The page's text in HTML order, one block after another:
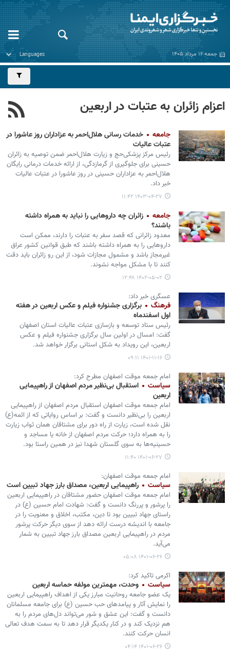
جمعه ۱۶ مرداد ۱۴۰۵
اعزام زائران به عتبات در اربعین
جامعه
خدمات رسانی هلال‌احمر به عزاداران روز عاشورا در
عتبات عالیات
رئیس مرکز پزشکی‌حج و زیارت هلال‌احمر ضمن توصیه به زائران
حسینی برای جلوگیری از گرمازدگی، از ارائه خدمات درمانی رایگان
هلال‌احمر به عزاداران حسینی در روز عاشورا در عتبات عالیات
خبر داد.
۱۴۰۳-۰۴-۲۷ ۱۱:۴۲
جامعه
زائران چه داروهایی را نباید به همراه داشته
باشند؟
معدود زائرانی که قصد سفر به عتبات را دارند، ممکن است
داروهایی را به همراه داشته باشند که طبق قوانین کشور عراق
غیرمجاز باشد و مشمول مجازات شود، از این رو زائران باید دقت
کنند تا با مشکل مواجه نشوند.
۱۴۰۲-۰۵-۰۲ ۱۲:۴۸
عسگری خبر داد:
فرهنگ
برگزاری جشنواره فیلم و عکس اربعین در هفته
اول اسفندماه
رئیس ستاد توسعه و بازسازی عتبات عالیات استان اصفهان
گفت: امسال در اولین سال برگزاری جشنواره فیلم و عکس
اربعین، این رویداد به شکل استانی برگزار خواهد شد.
۱۴۰۱-۱۱-۱۶ ۰۹:۱۱
امام جمعه موقت اصفهان مطرح کرد:
سیاست
استقبال بی‌نظیر مردم اصفهان از راهپیمایی
اربعین
امام جمعه موقت اصفهان استقبال مردم اصفهان از راهپیمایی
اربعین را بی‌نظیر دانست و گفت: بر اساس روایاتی که از ائمه(ع)
نقل شده است، زیارت از راه دور برای مشتاقان همان ثواب زیارت
را به همراه دارد؛ حرکت مردم اصفهان از خانه یا مساجد و
حسینیه‌ها به سوی گلستان شهدا نیز در همین راستا بود.
۱۴۰۱-۰۶-۲۷ ۱۱:۴۰
امام جمعه موقت اصفهان:
سیاست راهپیمایی اربعین، مصداق بارز جهاد تبیین است
امام جمعه موقت اصفهان حضور مشتاقان در راهپیمایی اربعین
را پرشور و پررنگ دانست و گفت: شهادت امام حسین (ع) در
راستای جهاد تبیین بود تا دین، مکتب، اخلاق و معنویت را در
جامعه با اندیشه درست ارائه دهد از سوی دیگر حرکت پرشور
مردم در راهپیمایی اربعین مصداق بارز جهاد تبیین به شمار
می‌آید.
۱۴۰۱-۰۶-۲۶ ۰۵:۰۸
اکرمی تاکید کرد:
سیاست وحدت، مهمترین مولفه‌ حماسه اربعین
یک عضو جامعه روحانیت مبارز یکی از اهداف راهپیمایی اربعین
را نمایش آثار و پیامدهای حب حسین (ع) برای جامعه مسلمانان
دانست و گفت: این عشق و شور می‌تواند دل‌های مردم را به
هم نزدیک کند و در کنار یکدیگر قرار دهد تا به سمت هدف تعالی
انسان حرکت کنند.
۱۴۰۱-۰۶-۲۶ ۰۴:۱۴